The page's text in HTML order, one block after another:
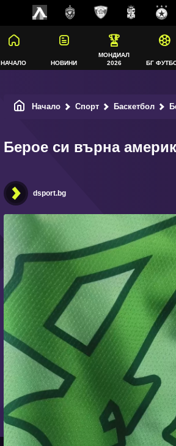
НАЧАЛО НОВИНИ
МОНДИАЛ
2026
БГ
Начало Спорт Баскетбол
Берое си върна
dsport.bg